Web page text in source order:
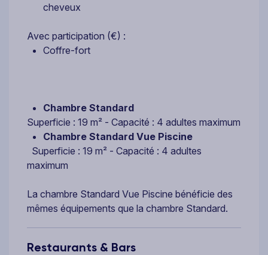
cheveux
Avec participation (€) :
Coffre-fort
Chambre Standard
Superficie : 19 m² - Capacité : 4 adultes maximum
Chambre Standard Vue Piscine
Superficie : 19 m² - Capacité : 4 adultes
maximum
La chambre Standard Vue Piscine bénéficie des
mêmes équipements que la chambre Standard.
Restaurants & Bars